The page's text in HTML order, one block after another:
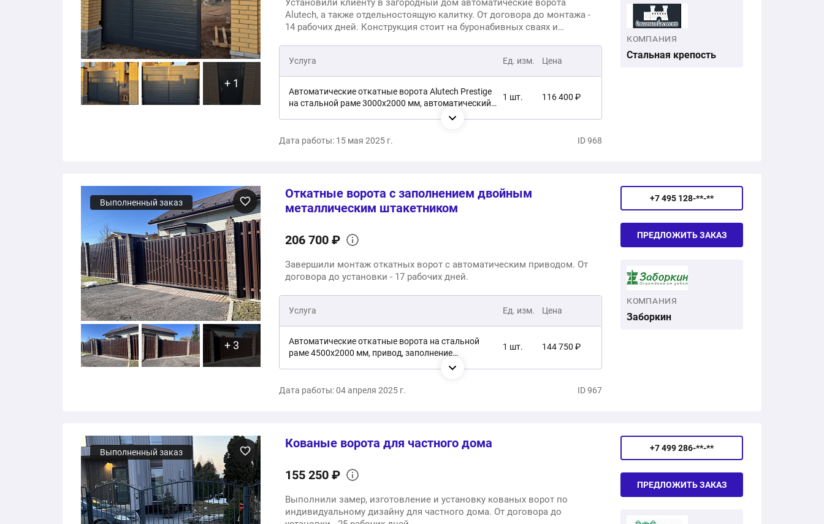
+ 1
Установили клиенту в загородный дом автоматические ворота
Alutech, а также отдельностоящую калитку. От договора до монтажа -
14 рабочих дней. Конструкция стоит на буронабивных сваях и
Услуга Ед. изм. Цена
Автоматические откатные ворота Alutech Prestige
на стальной раме 3000х2000 мм, автоматический
1 шт. 116 400 ₽
Общая стоимость:
Дата работы: 15 мая 2025 г. ID 968
КОМПАНИЯ
Стальная крепость
Выполненный заказ
+ 3
Откатные ворота с заполнением двойным
металлическим штакетником
206 700 ₽
Завершили монтаж откатных ворот с автоматическим приводом. От
договора до установки - 17 рабочих дней.
Услуга Ед. изм. Цена
Автоматические откатные ворота на стальной
раме 4500х2000 мм, привод, заполнение
1 шт. 144 750 ₽
металлическим штакетником
Дата работы: 04 апреля 2025 г. ID 967
+7 495 128-**-**
ПРЕДЛОЖИТЬ ЗАКАЗ
КОМПАНИЯ
Заборкин
Выполненный заказ
Кованые ворота для частного дома
155 250 ₽
Выполнили замер, изготовление и установку кованых ворот по
индивидуальному дизайну для частного дома. От договора до
+7 499 286-**-**
ПРЕДЛОЖИТЬ ЗАКАЗ